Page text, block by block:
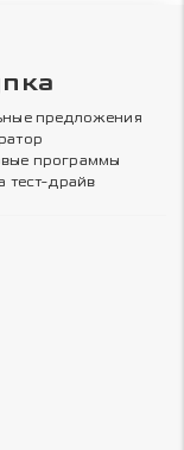
предложения
программы
тест-драйв